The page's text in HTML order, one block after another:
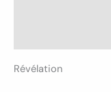
Révélation